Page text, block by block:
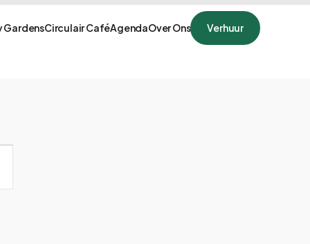
GardensCirculair CaféAgendaOver Ons Verhuur